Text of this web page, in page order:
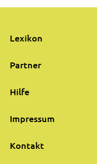
Lexikon
Partner
Hilfe
Impressum
Kontakt